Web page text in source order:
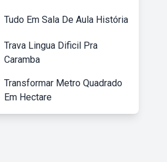
Tudo Em Sala De Aula História
Trava Lingua Dificil Pra
Caramba
Transformar Metro Quadrado
Em Hectare